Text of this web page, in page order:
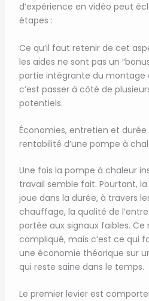
d’expérience en vidéo peut
étapes :
Ce qu’il faut retenir de cet
les aides ne sont pas un
partie intégrante du montage
c’est passer à côté de
potentiels.
Économies, entretien et durée
rentabilité d’une pompe à
Une fois la pompe à chaleur
travail semble fait. Pourtant, la
joue dans la durée, à travers
chauffage, la qualité de
portée aux signaux faibles. Ce
compliqué, mais c’est ce qui
une économie théorique sur
qui reste saine dans le temps.
Le premier levier est